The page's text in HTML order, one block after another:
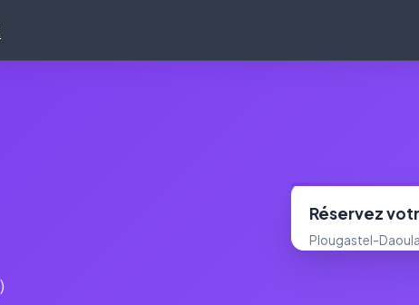
Réservez
Plougastel-